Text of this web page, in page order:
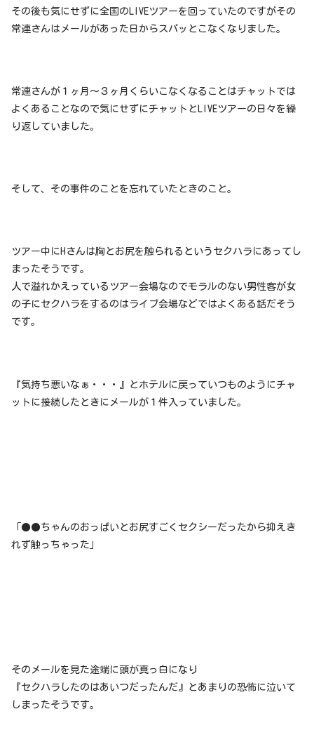
その後も気にせずに全国のLIVEツアーを回っていたのですがその
常連さんはメールがあった日からスパッとこなくなりました。
常連さんが１ヶ月〜３ヶ月くらいこなくなることはチャットでは
よくあることなので気にせずにチャットとLIVEツアーの日々を繰
り返していました。
そして、その事件のことを忘れていたときのこと。
ツアー中にHさんは胸とお尻を触られるというセクハラにあってし
まったそうです。
人で溢れかえっているツアー会場なのでモラルのない男性客が女
の子にセクハラをするのはライブ会場などではよくある話だそう
です。
『気持ち悪いなぁ・・・』とホテルに戻っていつものようにチャ
ットに接続したときにメールが１件入っていました。
「●●ちゃんのおっぱいとお尻すごくセクシーだったから抑えき
れず触っちゃった」
そのメールを見た途端に頭が真っ白になり
『セクハラしたのはあいつだったんだ』とあまりの恐怖に泣いて
しまったそうです。